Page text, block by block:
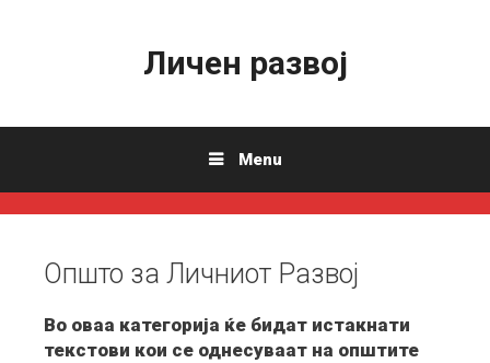
Личен развој
Menu
Општо за Личниот Развој
Во оваа категорија ќе бидат истакнати
текстови кои се однесуваат на општите